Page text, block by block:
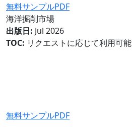
無料サンプルPDF
海洋掘削市場
出版日: Jul 2026
TOC: リクエストに応じて利用可能
無料サンプルPDF